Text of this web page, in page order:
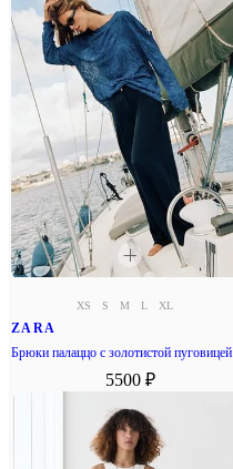
XS S M L XL
ZARA
Брюки палаццо с золотистой пуговицей
5500 ₽